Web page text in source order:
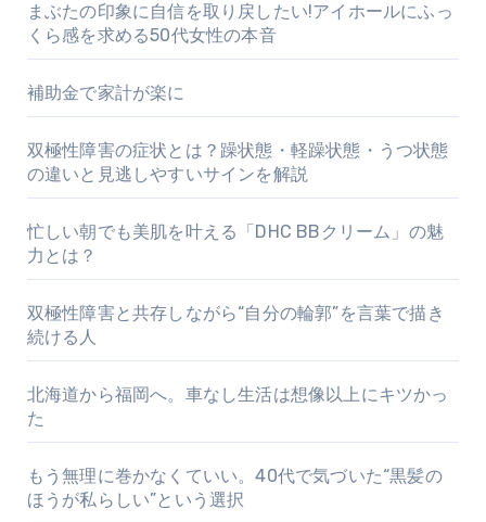
まぶたの印象に自信を取り戻したい!アイホールにふっ
くら感を求める50代女性の本音
補助金で家計が楽に
双極性障害の症状とは？躁状態・軽躁状態・うつ状態
の違いと見逃しやすいサインを解説
忙しい朝でも美肌を叶える「DHC BBクリーム」の魅
力とは？
双極性障害と共存しながら“自分の輪郭”を言葉で描き
続ける人
北海道から福岡へ。車なし生活は想像以上にキツかっ
た
もう無理に巻かなくていい。40代で気づいた“黒髪の
ほうが私らしい”という選択